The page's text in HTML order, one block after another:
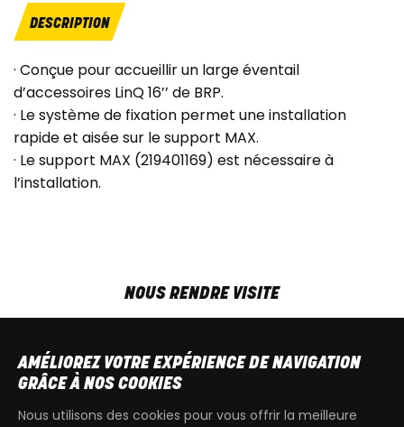
DESCRIPTION
· Conçue pour accueillir un large éventail
d’accessoires LinQ 16’’ de BRP.
· Le système de fixation permet une installation
rapide et aisée sur le support MAX.
· Le support MAX (219401169) est nécessaire à
l’installation.
NOUS RENDRE VISITE
SAM9h00 - 13h30
T+32 64 700 970
AMÉLIOREZ VOTRE EXPÉRIENCE DE NAVIGATION
GRÂCE À NOS COOKIES
Nous utilisons des cookies pour vous offrir la meilleure